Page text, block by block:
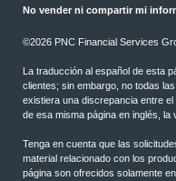
No vender ni compartir mi
©2026 PNC Financial Services
La traducción al español de esta
clientes; sin embargo, no todas
existiera una discrepancia entre
de esa misma página en inglés, la
Tenga en cuenta que las
material relacionado con los
página son ofrecidos solamente en